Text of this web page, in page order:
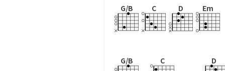
G/B C D Em
G/B C D